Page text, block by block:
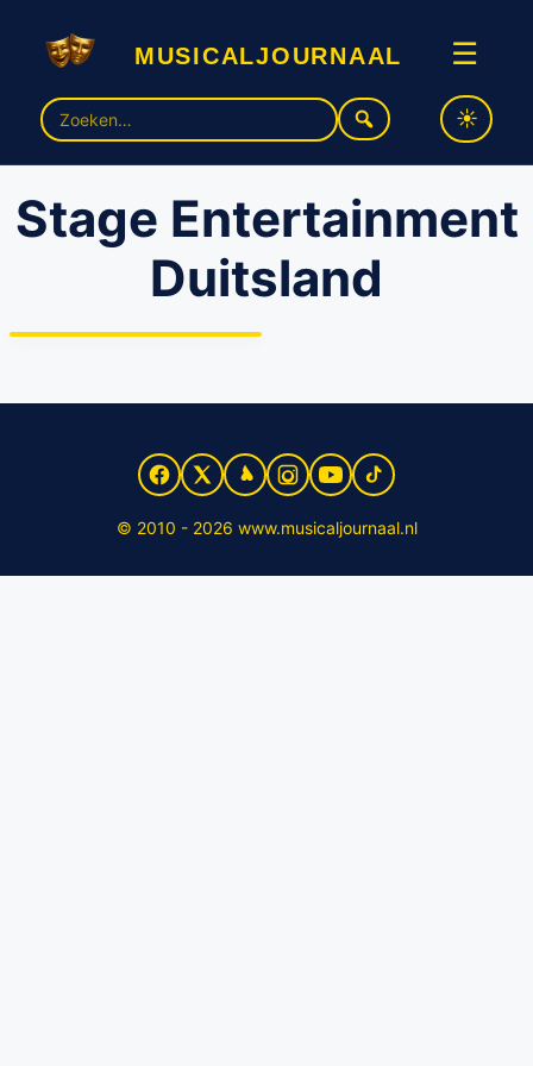
musicaljournaal ☰
Zoek
naar:
Stage Entertainment
Duitsland
Stage Entertainment
Duitsland heropent
theaters met première van
© 2010 - 2026 www.musicaljournaal.nl